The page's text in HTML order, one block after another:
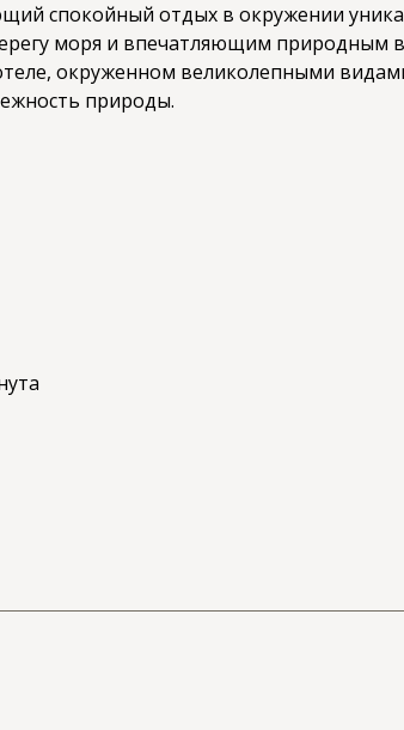
спокойный отдых в окружении
моря и впечатляющим природным
окруженном великолепными
природы.